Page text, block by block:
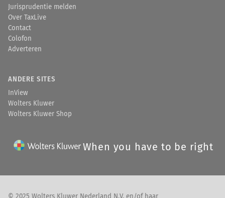
Jurisprudentie melden
Over TaxLive
Contact
Colofon
Adverteren
ANDERE SITES
InView
Wolters Kluwer
Wolters Kluwer Shop
When you have to be right